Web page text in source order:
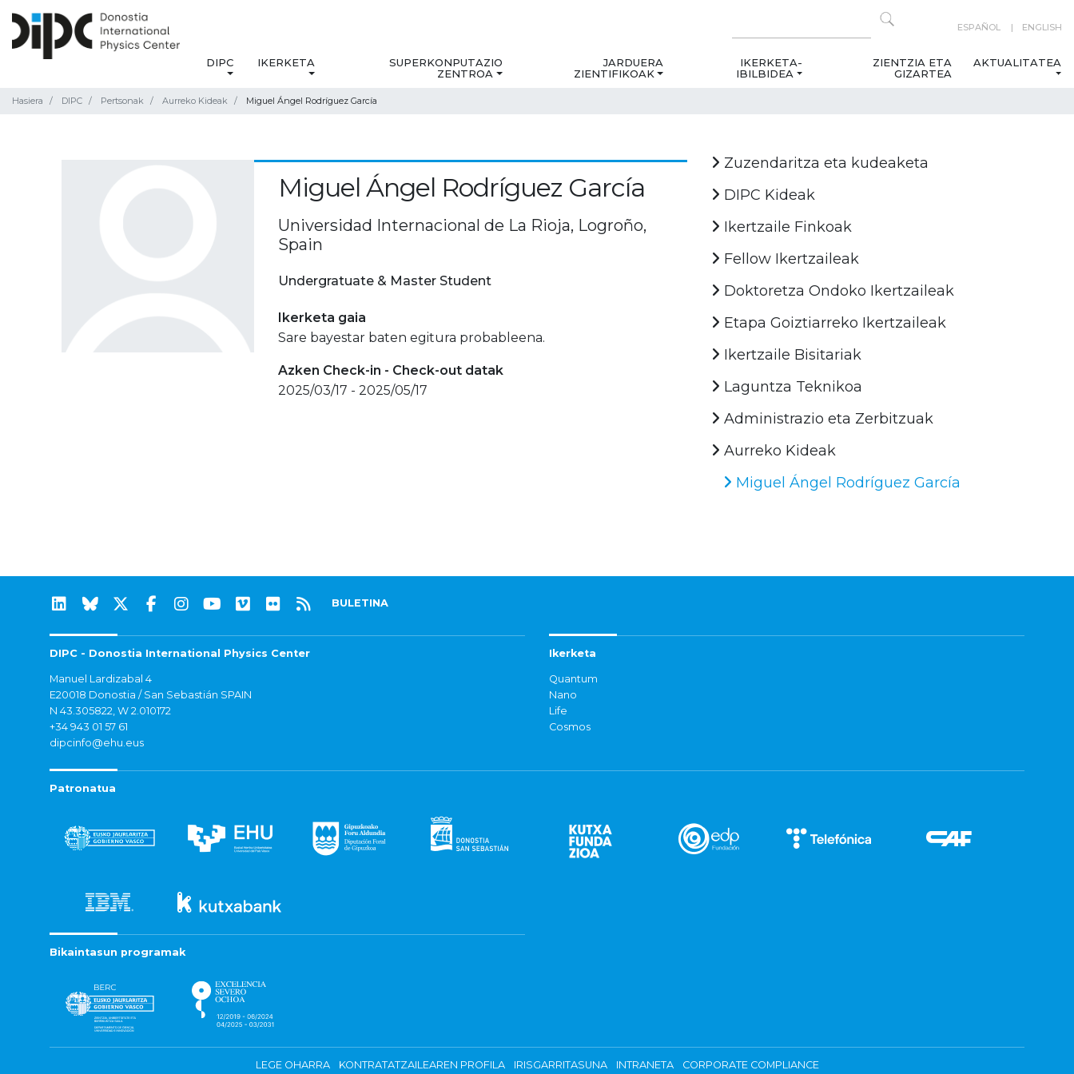
ESPAÑOL ENGLISH
DIPC IKERKETA
SUPERKONPUTAZIO
ZENTROA
JARDUERA
ZIENTIFIKOAK
IKERKETA-
IBILBIDEA
ZIENTZIA ETA
GIZARTEA
AKTUALITATEA
Hasiera DIPC Pertsonak Aurreko Kideak Miguel Ángel Rodríguez García
Miguel Ángel Rodríguez García
Universidad Internacional de La Rioja, Logroño,
Spain
Undergratuate & Master Student
Ikerketa gaia
Sare bayestar baten egitura probableena.
Azken Check-in - Check-out datak
2025/03/17 - 2025/05/17
Zuzendaritza eta kudeaketa
DIPC Kideak
Ikertzaile Finkoak
Fellow Ikertzaileak
Doktoretza Ondoko Ikertzaileak
Etapa Goiztiarreko Ikertzaileak
Ikertzaile Bisitariak
Laguntza Teknikoa
Administrazio eta Zerbitzuak
Aurreko Kideak
Miguel Ángel Rodríguez García
BULETINA
DIPC - Donostia International Physics Center
Manuel Lardizabal 4
E20018 Donostia / San Sebastián SPAIN
N 43.305822, W 2.010172
+34 943 01 57 61
dipcinfo@ehu.eus
Ikerketa
Quantum
Nano
Life
Cosmos
Patronatua
Bikaintasun programak
LEGE OHARRA KONTRATATZAILEAREN PROFILA IRISGARRITASUNA INTRANETA CORPORATE COMPLIANCE